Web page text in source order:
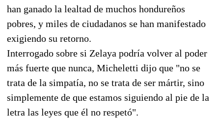
han ganado la lealtad de muchos hondureños
pobres, y miles de ciudadanos se han manifestado
exigiendo su retorno.
Interrogado sobre si Zelaya podría volver al poder
más fuerte que nunca, Micheletti dijo que "no se
trata de la simpatía, no se trata de ser mártir, sino
simplemente de que estamos siguiendo al pie de la
letra las leyes que él no respetó".